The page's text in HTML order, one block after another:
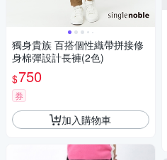
獨身貴族 百搭個性織帶拼接修
身棉彈設計長褲(2色)
$750
券
加入購物車